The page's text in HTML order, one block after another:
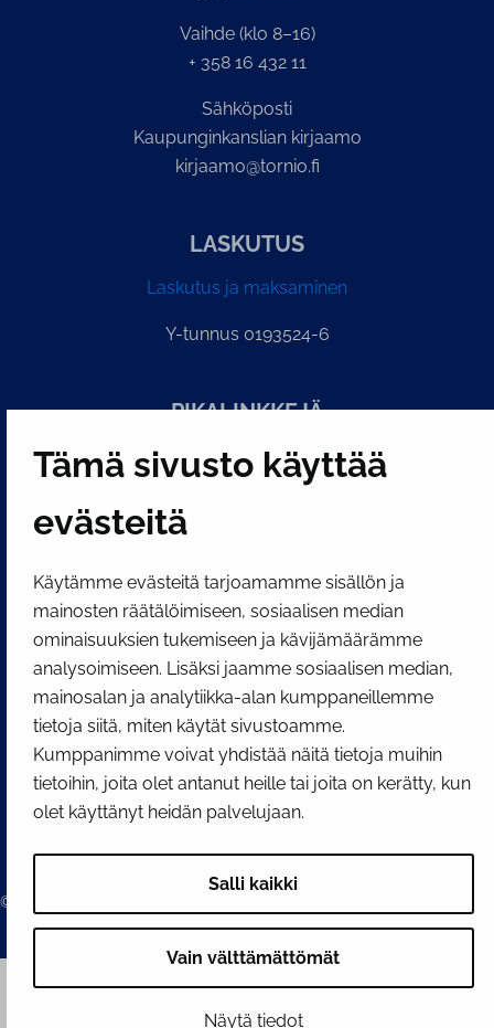
Tämä sivusto käyttää
evästeitä
Käytämme evästeitä tarjoamamme sisällön ja
mainosten räätälöimiseen, sosiaalisen median
ominaisuuksien tukemiseen ja kävijämäärämme
analysoimiseen. Lisäksi jaamme sosiaalisen median,
mainosalan ja analytiikka-alan kumppaneillemme
tietoja siitä, miten käytät sivustoamme.
Kumppanimme voivat yhdistää näitä tietoja muihin
tietoihin, joita olet antanut heille tai joita on kerätty, kun
olet käyttänyt heidän palvelujaan.
Salli kaikki
Vain välttämättömät
Näytä tiedot
Vaihde (klo 8–16)
+ 358 16 432 11
Sähköposti
Kaupunginkanslian kirjaamo
kirjaamo@tornio.fi
LASKUTUS
Laskutus ja maksaminen
Y-tunnus 0193524-6
PI­KA­LINK­KE­JÄ
Näytä evästeasetukseni
SOSIAALINEN MEDIA
Facebook
© 2026 Tornion kaupunki